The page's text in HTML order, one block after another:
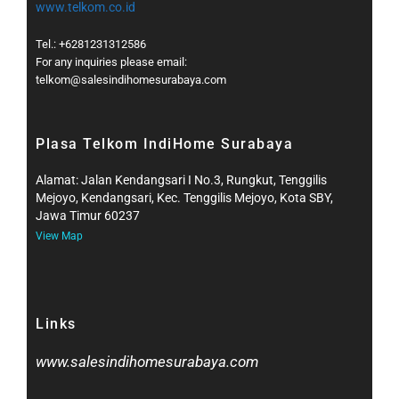
www.telkom.co.id
Tel.: +6281231312586
For any inquiries please email:
telkom@salesindihomesurabaya.com​
Plasa Telkom IndiHome Surabaya
Alamat: Jalan Kendangsari I No.3, Rungkut, Tenggilis
Mejoyo, Kendangsari, Kec. Tenggilis Mejoyo, Kota SBY,
Jawa Timur 60237
View Map
Links
www.salesindihomesurabaya.com​